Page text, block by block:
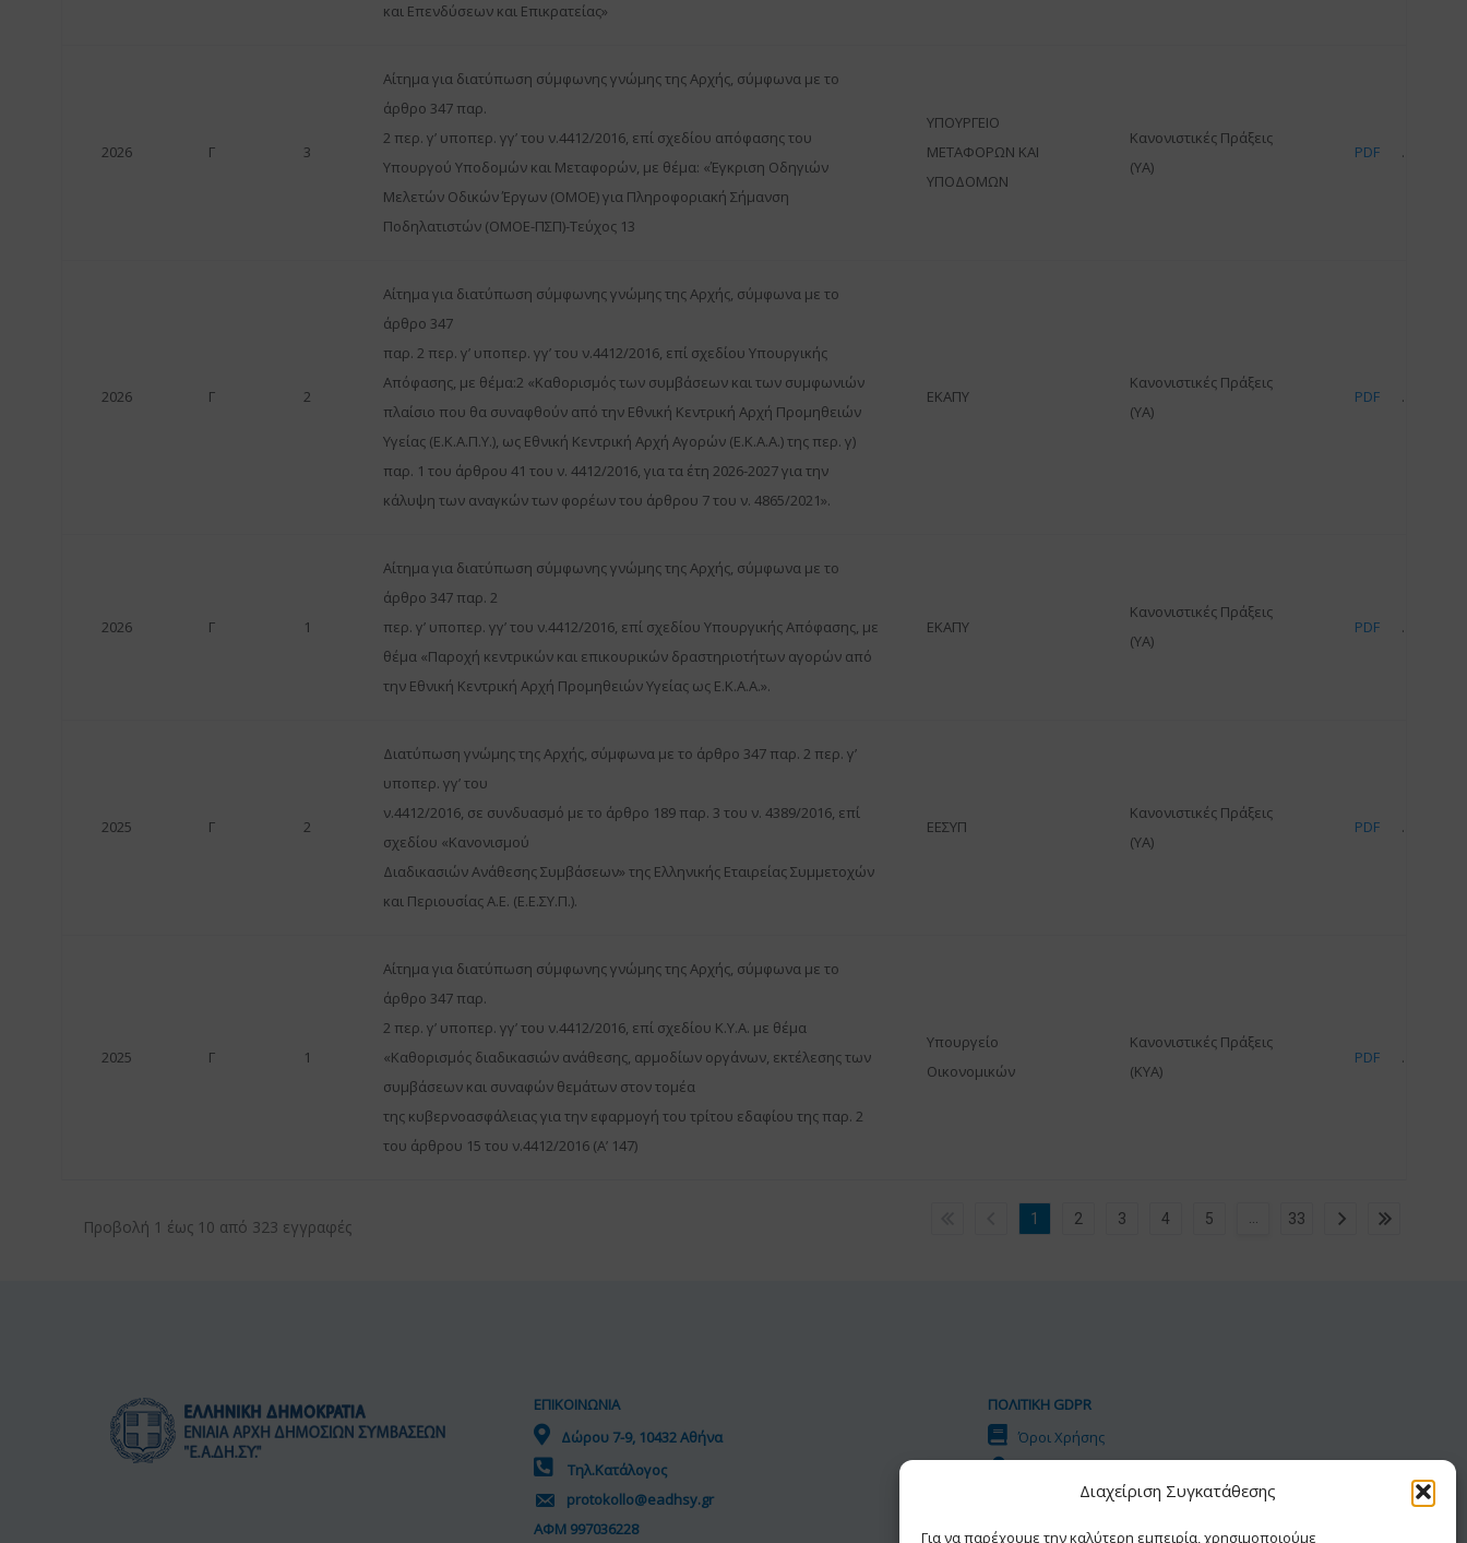
Διαχείριση Συγκατάθεσης
Για να παρέχουμε την καλύτερη εμπειρία, χρησιμοποιούμε
και Επενδύσεων και Επικρατείας»
2026 Γ 3
Αίτημα για διατύπωση σύμφωνης γνώμης της Αρχής, σύμφωνα με το
άρθρο 347 παρ.
2 περ. γ’ υποπερ. γγ’ του ν.4412/2016, επί σχεδίου απόφασης του
Υπουργού Υποδομών και Μεταφορών, με θέμα: «Έγκριση Οδηγιών
Μελετών Οδικών Έργων (ΟΜΟΕ) για Πληροφοριακή Σήμανση
Ποδηλατιστών (ΟΜΟΕ-ΠΣΠ)-Τεύχος 13
ΥΠΟΥΡΓΕΙΟ
ΜΕΤΑΦΟΡΩΝ ΚΑΙ
ΥΠΟΔΟΜΩΝ
Κανονιστικές Πράξεις
(ΥΑ)
PDF
2026 Γ 2
Αίτημα για διατύπωση σύμφωνης γνώμης της Αρχής, σύμφωνα με το
άρθρο 347
παρ. 2 περ. γ’ υποπερ. γγ’ του ν.4412/2016, επί σχεδίου Υπουργικής
Απόφασης, με θέμα:2 «Καθορισμός των συμβάσεων και των συμφωνιών
πλαίσιο που θα συναφθούν από την Εθνική Κεντρική Αρχή Προμηθειών
Υγείας (Ε.Κ.Α.Π.Υ.), ως Εθνική Κεντρική Αρχή Αγορών (Ε.Κ.Α.Α.) της περ. γ)
παρ. 1 του άρθρου 41 του ν. 4412/2016, για τα έτη 2026-2027 για την
κάλυψη των αναγκών των φορέων του άρθρου 7 του ν. 4865/2021».
ΕΚΑΠΥ
Κανονιστικές Πράξεις
(ΥΑ)
PDF
2026 Γ 1
Αίτημα για διατύπωση σύμφωνης γνώμης της Αρχής, σύμφωνα με το
άρθρο 347 παρ. 2
περ. γ’ υποπερ. γγ’ του ν.4412/2016, επί σχεδίου Υπουργικής Απόφασης, με
θέμα «Παροχή κεντρικών και επικουρικών δραστηριοτήτων αγορών από
την Εθνική Κεντρική Αρχή Προμηθειών Υγείας ως Ε.Κ.Α.Α.».
ΕΚΑΠΥ
Κανονιστικές Πράξεις
(ΥΑ)
PDF
2025 Γ 2
Διατύπωση γνώμης της Αρχής, σύμφωνα με το άρθρο 347 παρ. 2 περ. γ’
υποπερ. γγ’ του
ν.4412/2016, σε συνδυασμό με το άρθρο 189 παρ. 3 του ν. 4389/2016, επί
σχεδίου «Κανονισμού
Διαδικασιών Ανάθεσης Συμβάσεων» της Ελληνικής Εταιρείας Συμμετοχών
και Περιουσίας Α.Ε. (Ε.Ε.ΣΥ.Π.).
ΕΕΣΥΠ
Κανονιστικές Πράξεις
(ΥΑ)
PDF
2025 Γ 1
Αίτημα για διατύπωση σύμφωνης γνώμης της Αρχής, σύμφωνα με το
άρθρο 347 παρ.
2 περ. γ’ υποπερ. γγ’ του ν.4412/2016, επί σχεδίου Κ.Υ.Α. με θέμα
«Καθορισμός διαδικασιών ανάθεσης, αρμοδίων οργάνων, εκτέλεσης των
συμβάσεων και συναφών θεμάτων στον τομέα
της κυβερνοασφάλειας για την εφαρμογή του τρίτου εδαφίου της παρ. 2
του άρθρου 15 του ν.4412/2016 (Α’ 147)
Υπουργείο
Οικονομικών
Κανονιστικές Πράξεις
(ΚΥΑ)
PDF
Προβολή 1 έως 10 από 323 εγγραφές 1 2 3 4 5 33
ΕΠΙΚΟΙΝΩΝΙΑ
Δώρου 7-9, 10432 Αθήνα
Τηλ.Κατάλογος
protokollo@eadhsy.gr
ΑΦΜ 997036228
ΠΟΛΙΤΙΚΗ GDPR
Όροι Χρήσης
Πολιτική Cookies
Δήλωση Προσβασιμότητας